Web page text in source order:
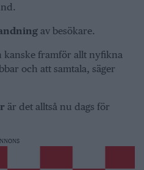
av besökare.
kanske framför allt nyfikna
och att samtala, säger
är det alltså nu dags för